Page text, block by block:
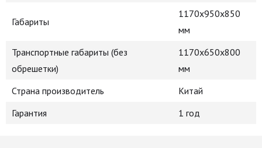
Габариты
1170x950x850
мм
Транспортные габариты (без
обрешетки)
1170x650x800
мм
Страна производитель
Китай
Гарантия
1 год